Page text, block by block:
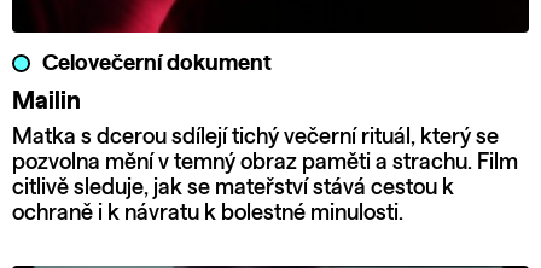
Celovečerní dokument
Mailin
Matka s dcerou sdílejí tichý večerní rituál, který se
pozvolna mění v temný obraz paměti a strachu. Film
citlivě sleduje, jak se mateřství stává cestou k
ochraně i k návratu k bolestné minulosti.